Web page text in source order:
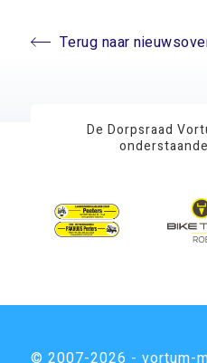
Terug naar
De Dorpsraad
© 2007-2026 - vortum-